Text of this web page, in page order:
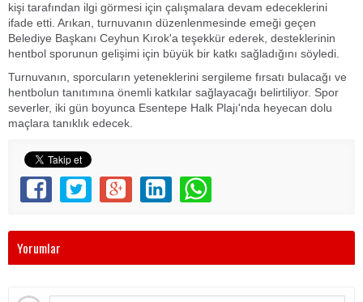
kişi tarafından ilgi görmesi için çalışmalara devam edeceklerini
ifade etti. Arıkan, turnuvanın düzenlenmesinde emeği geçen
Belediye Başkanı Ceyhun Kırok'a teşekkür ederek, desteklerinin
hentbol sporunun gelişimi için büyük bir katkı sağladığını söyledi.
Turnuvanın, sporcuların yeteneklerini sergileme fırsatı bulacağı ve
hentbolun tanıtımına önemli katkılar sağlayacağı belirtiliyor. Spor
severler, iki gün boyunca Esentepe Halk Plajı'nda heyecan dolu
maçlara tanıklık edecek.
Yorumlar